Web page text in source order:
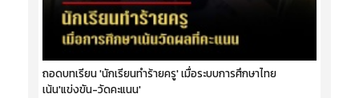
ถอดบทเรียน 'นักเรียนทำร้ายครู' เมื่อระบบการศึกษาไทย
เน้น'แข่งขัน-วัดคะแนน'